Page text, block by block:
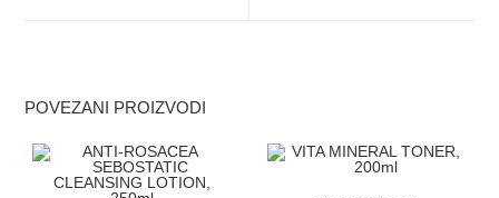
POVEZANI PROIZVODI